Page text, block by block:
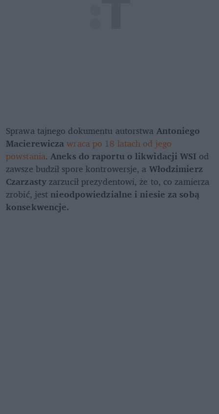
Sprawa tajnego dokumentu autorstwa Antoniego
Macierewiczawraca po 18 latach od jego
powstania. Aneks do raportu o likwidacji WSI od
zawsze budził spore kontrowersje, a Włodzimierz
Czarzasty zarzucił prezydentowi, że to, co zamierza
zrobić, jest nieodpowiedzialne i niesie za sobą
konsekwencje.